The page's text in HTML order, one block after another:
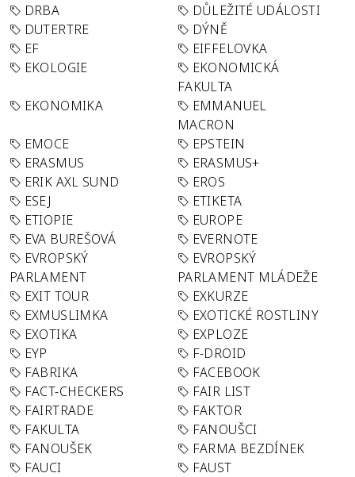
DRBA
DŮLEŽITÉ UDÁLOSTI
DUTERTRE
DÝNĚ
EF
EIFFELOVKA
EKOLOGIE
EKONOMICKÁ
FAKULTA
EKONOMIKA
EMMANUEL
MACRON
EMOCE
EPSTEIN
ERASMUS
ERASMUS+
ERIK AXL SUND
EROS
ESEJ
ETIKETA
ETIOPIE
EUROPE
EVA BUREŠOVÁ
EVERNOTE
EVROPSKÝ
PARLAMENT
EVROPSKÝ
PARLAMENT MLÁDEŽE
EXIT TOUR
EXKURZE
EXMUSLIMKA
EXOTICKÉ ROSTLINY
EXOTIKA
EXPLOZE
EYP
F-DROID
FABRIKA
FACEBOOK
FACT-CHECKERS
FAIR LIST
FAIRTRADE
FAKTOR
FAKULTA
FANOUŠCI
FANOUŠEK
FARMA BEZDÍNEK
FAUCI
FAUST